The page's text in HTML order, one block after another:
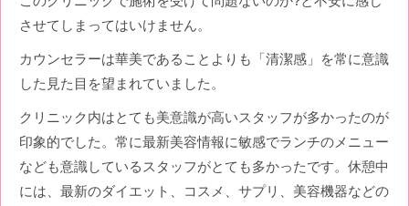
させてしまってはいけません。
カウンセラーは華美であることよりも「清潔感」を常に意識
した見た目を望まれていました。
クリニック内はとても美意識が高いスタッフが多かったのが
印象的でした。常に最新美容情報に敏感でランチのメニュー
なども意識しているスタッフがとても多かったです。休憩中
には、最新のダイエット、コスメ、サプリ、美容機器などの